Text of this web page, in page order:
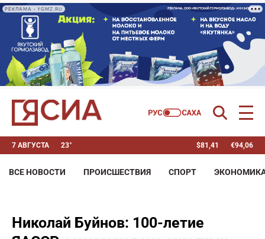
РЕКЛАМА • YGMZ.RU
7 АВГУСТА 23° $81,41 €94,06
ВСЕ НОВОСТИ ПРОИСШЕСТВИЯ СПОРТ
Николай Буйнов: 100-летие